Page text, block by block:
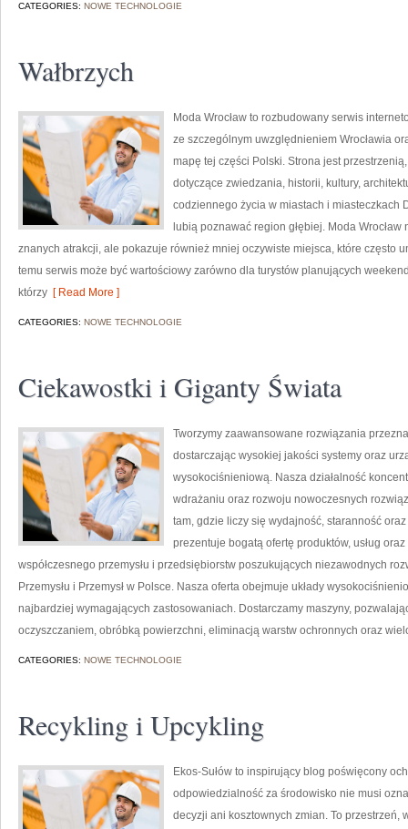
CATEGORIES: NOWE TECHNOLOGIE
Wałbrzych
Moda Wrocław to rozbudowany serwis
ze szczególnym uwzględnieniem Wrocławia
mapę tej części Polski. Strona jest
dotyczące zwiedzania, historii, kultury,
codziennego życia w miastach i miasteczkach
lubią poznawać region głębiej. Moda
znanych atrakcji, ale pokazuje również mniej oczywiste miejsca, które często
temu serwis może być wartościowy zarówno dla turystów planujących
którzy [ Read More ]
CATEGORIES: NOWE TECHNOLOGIE
Ciekawostki i Giganty Świata
Tworzymy zaawansowane rozwiązania
dostarczając wysokiej jakości systemy oraz
wysokociśnieniową. Nasza działalność
wdrażaniu oraz rozwoju nowoczesnych
tam, gdzie liczy się wydajność, staranność
prezentuje bogatą ofertę produktów, usług
współczesnego przemysłu i przedsiębiorstw poszukujących niezawodnych
Przemysłu i Przemysł w Polsce. Nasza oferta obejmuje układy
najbardziej wymagających zastosowaniach. Dostarczamy maszyny,
oczyszczaniem, obróbką powierzchni, eliminacją warstw ochronnych oraz
CATEGORIES: NOWE TECHNOLOGIE
Recykling i Upcykling
Ekos-Sułów to inspirujący blog poświęcony
odpowiedzialność za środowisko nie musi
decyzji ani kosztownych zmian. To przestrzeń,